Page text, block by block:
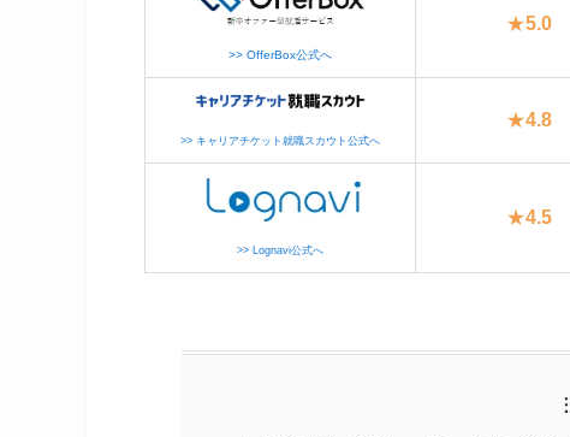
>> OfferBox公式へ
★5.0
>> キャリアチケット就職スカウト公式へ
★4.8
>> Lognavi公式へ
★4.5